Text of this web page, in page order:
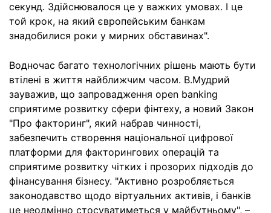
секунд. Здійснювалося це у важких умовах. І це
той крок, на який європейським банкам
знадобилися роки у мирних обставинах".
Водночас багато технологічних рішень мають бути
втілені в життя найближчим часом. В.Мудрий
зауважив, що запровадження open banking
сприятиме розвитку сфери фінтеху, а новий Закон
"Про факторинг", який набрав чинності,
забезпечить створення національної цифрової
платформи для факторингових операцій та
сприятиме розвитку чітких і прозорих підходів до
фінансування бізнесу. "Активно розробляється
законодавство щодо віртуальних активів, і банків
це неодмінно стосуватиметься у майбутньому", –